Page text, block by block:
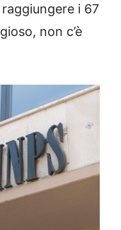
i 67
non c’è